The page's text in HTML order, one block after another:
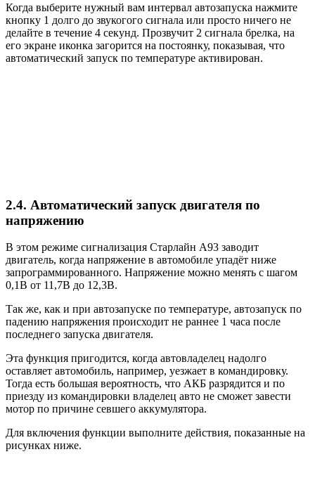
Когда выберите нужный вам интервал автозапуска нажмите
кнопку 1 долго до звукогого сигнала или просто ничего не
делайте в течение 4 секунд. Прозвучит 2 сигнала брелка, на
его экране иконка загорится на постоянку, показывая, что
автоматический запуск по температуре активирован.
2.4. Автоматический запуск двигателя по
напряжению
В этом режиме сигнализация Старлайн А93 заводит
двигатель, когда напряжение в автомобиле упадёт ниже
запрограммированного. Напряжение можно менять с шагом
0,1В от 11,7В до 12,3В.
Так же, как и при автозапуске по температуре, автозапуск по
падению напряжения происходит не раннее 1 часа после
последнего запуска двигателя.
Эта функция пригодится, когда автовладелец надолго
оставляет автомобиль, например, уезжает в командировку.
Тогда есть большая вероятность, что АКБ разрядится и по
приезду из командировки владелец авто не сможет завести
мотор по причине севшего аккумулятора.
Для включения функции выполните действия, показанные на
рисунках ниже.